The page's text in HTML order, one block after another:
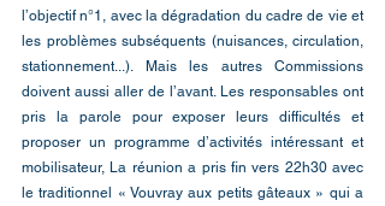
l’objectif n°1, avec la dégradation du cadre de vie et
les problèmes subséquents (nuisances, circulation,
stationnement...). Mais les autres Commissions
doivent aussi aller de l’avant. Les responsables ont
pris la parole pour exposer leurs difficultés et
proposer un programme d’activités intéressant et
mobilisateur, La réunion a pris fin vers 22h30 avec
le traditionnel « Vouvray aux petits gâteaux » qui a